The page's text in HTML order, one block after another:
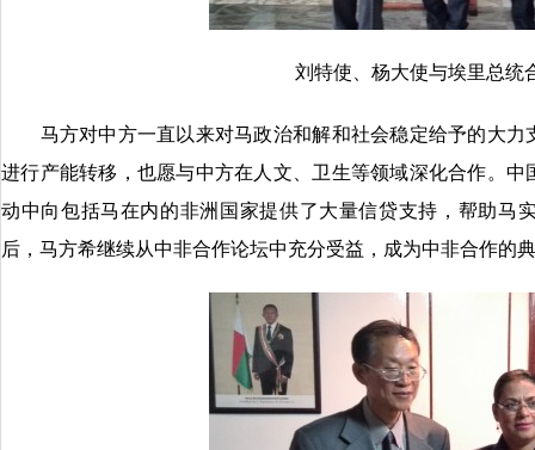
刘特使、杨大使与埃里总统
马方对中方一直以来对马政治和解和社会稳定给予的大力
进行产能转移，也愿与中方在人文、卫生等领域深化合作。
动中向包括马在内的非洲国家提供了大量信贷支持，帮助马
后，马方希继续从中非合作论坛中充分受益，成为中非合作的